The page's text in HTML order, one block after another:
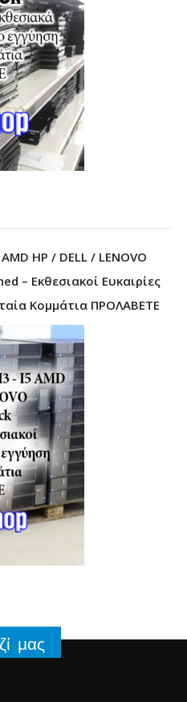
HP / DELL / LENOVO
– Εκθεσιακοί Ευκαιρίες
Κομμάτια ΠΡΟΛΑΒΕΤΕ
μας